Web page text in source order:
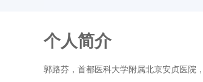
个人简介
郭路芬，首都医科大学附属北京安贞医院